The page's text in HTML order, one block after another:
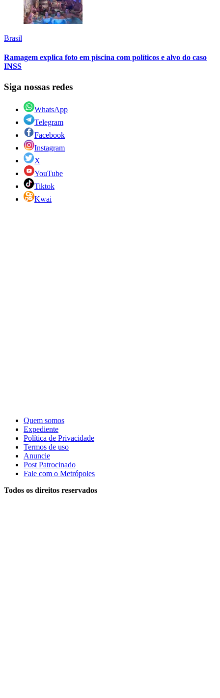
Brasil
Ramagem explica foto em piscina com políticos e alvo do caso
INSS
Siga nossas redes
WhatsApp
Telegram
Facebook
Instagram
X
YouTube
Tiktok
Kwai
Quem somos
Expediente
Política de Privacidade
Termos de uso
Anuncie
Post Patrocinado
Fale com o Metrópoles
Todos os direitos reservados